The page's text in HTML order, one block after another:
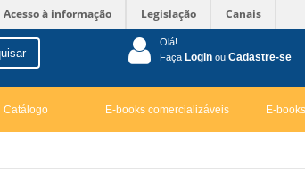
Acesso à informação Legislação Canais
Olá!
Faça Login ou Cadastre-se
Catálogo E-books comercializáveis E-